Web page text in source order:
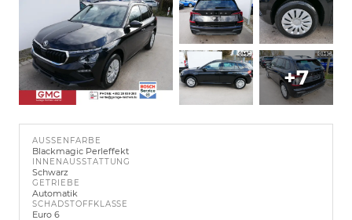
+7
AUSSENFARBE
Blackmagic Perleffekt
INNENAUSSTATTUNG
Schwarz
GETRIEBE
Automatik
SCHADSTOFFKLASSE
Euro 6